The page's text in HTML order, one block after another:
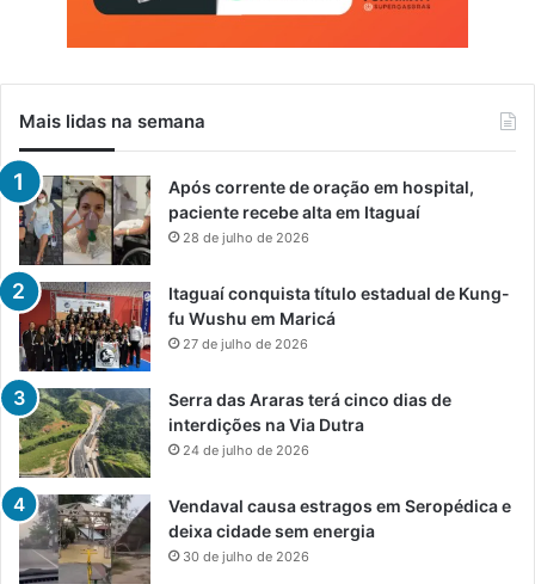
Mais lidas na semana
Após corrente de oração em hospital,
paciente recebe alta em Itaguaí
28 de julho de 2026
Itaguaí conquista título estadual de Kung-
fu Wushu em Maricá
27 de julho de 2026
Serra das Araras terá cinco dias de
interdições na Via Dutra
24 de julho de 2026
Vendaval causa estragos em Seropédica e
deixa cidade sem energia
30 de julho de 2026